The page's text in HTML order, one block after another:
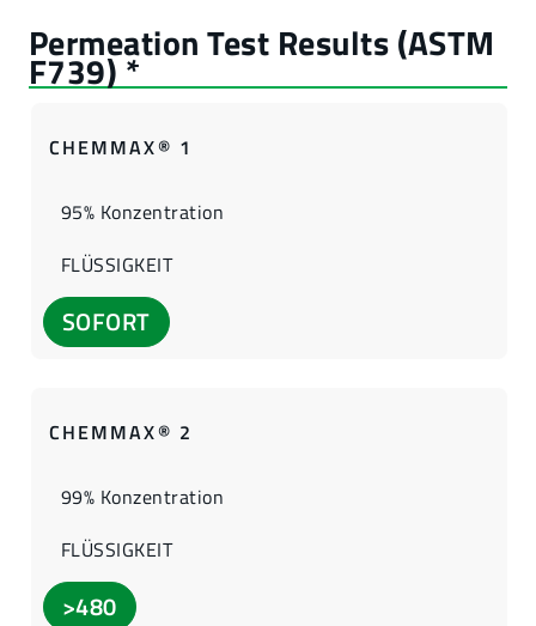
CHEMMAX® 1
95% Konzentration
FLÜSSIGKEIT
SOFORT
CHEMMAX® 2
99% Konzentration
FLÜSSIGKEIT
>480